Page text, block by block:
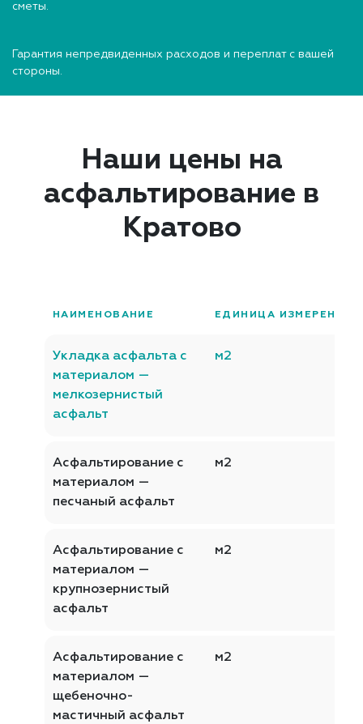
сметы.
Гарантия непредвиденных расходов и переплат с вашей
стороны.
Наши цены на
асфальтирование в
Кратово
НАИМЕНОВАНИЕ ЕДИНИЦА ИЗМЕРЕНИЯ
Укладка асфальта с
материалом —
мелкозернистый
асфальт
м2
Асфальтирование с
материалом —
песчаный асфальт
м2
Асфальтирование с
материалом —
крупнозернистый
асфальт
м2
Асфальтирование с
материалом —
щебеночно-
мастичный асфальт
м2